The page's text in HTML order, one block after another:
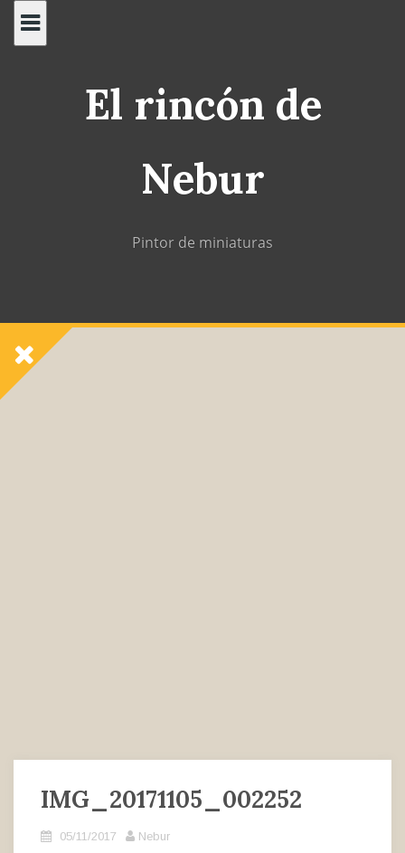
El rincón de
Nebur
Pintor de miniaturas
IMG_20171105_002252
05/11/2017 Nebur